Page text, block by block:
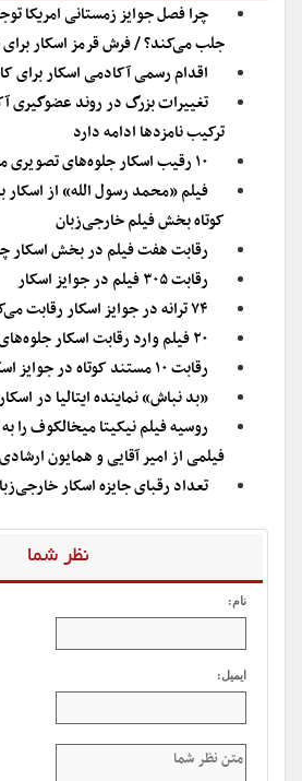
چرا فصل جوایز زمستانی امریکا
جلب می‌کند؟ / فرش قرمز اسکار
اقدام رسمی آکادمی اسکار برای
تغییرات بزرگ در روند عضوگیری
ترکیب نامزدها ادامه دارد
۱۰ رقیب اسکار جلوه‌های تصویری مشخص شدند
فیلم «محمد رسول الله» از اسکار
کوتاه بخش فیلم خارجی‌زبان
رقابت هفت فیلم در بخش اسکار
رقابت ۳۰۵ فیلم در جوایز اسکار
۷۴ ترانه در جوایز اسکار رقابت می‌کنند
۲۰ فیلم وارد رقابت اسکار جلوه‌های تصویری شدند
رقابت ۱۰ مستند کوتاه در جوایز اسکار
«بد نباش» نماینده ایتالیا در
روسیه فیلم نیکیتا میخالکوف را
فیلمی از امیر آقایی و همایون
تعداد رقبای جایزه اسکار خارجی‌زبان به ۵۰
نظر شما
نام:
ایمیل: